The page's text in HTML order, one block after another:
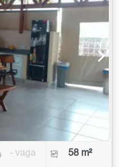
- vaga 58 m²